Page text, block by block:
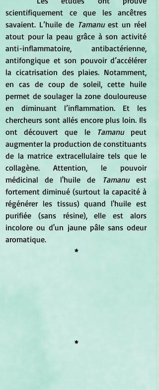
scientifiquement ce que les ancêtres
savaient. L’huile de Tamanu est un réel
atout pour la peau grâce à son activité
anti-inflammatoire, antibactérienne,
antifongique et son pouvoir d’accélérer
la cicatrisation des plaies. Notamment,
en cas de coup de soleil, cette huile
permet de soulager la zone douloureuse
en diminuant l’inflammation. Et les
chercheurs sont allés encore plus loin. Ils
ont découvert que le
Tamanu peut
augmenter la production de constituants
de la matrice extracellulaire tels que le
collagène. Attention, le pouvoir
médicinal de l'huile de
Tamanu est
fortement diminué (surtout la capacité à
régénérer les tissus) quand l'huile est
purifiée (sans résine), elle est alors
incolore ou d'un jaune pâle sans odeur
aromatique.
*
*